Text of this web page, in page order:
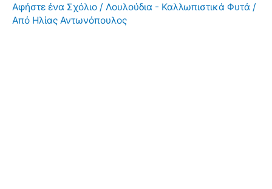
Αφήστε ένα Σχόλιο / Λουλούδια - Καλλωπιστικά Φυτά /
Από Ηλίας Αντωνόπουλος